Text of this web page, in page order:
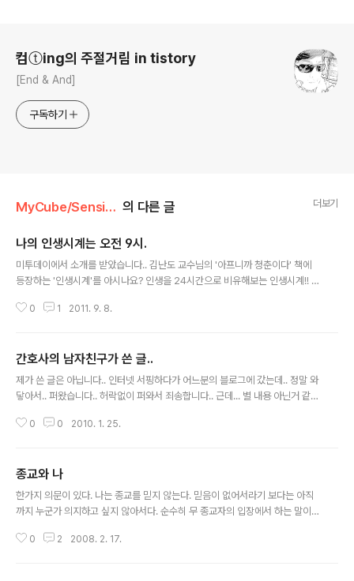
컴ⓣing의 주절거림 in tistory
[End & And]
구독하기
MyCube/SensibilityStory 의 다른 글 더보기
나의 인생시계는 오전 9시.
미투데이에서 소개를 받았습니다.. 김난도 교수님의 '아프니까 청춘이다' 책에
등장하는 '인생시계'를 아시나요? 인생을 24시간으로 비유해보는 인생시계!! (
의 인생시계는 이제 아침 9시이네요 출근해서 일하려고 시작하는 시간이군요..
고, 무엇을 남기고 싶습니까? 스스로의 질문에 당당해질 수 있도록, 정오가 되기
전에 실행하세요. 당신의 꿈을.." 사실 글을 쓰는 이시간으로부터 약 4시간 쯤..
저는 무척이나 힘든 일을 겪었습니다. 하필이면 야근을 해야되는 이 시점에.. ..
0 1 2011. 9. 8.
간호사의 남자친구가 쓴 글..
제가 쓴 글은 아닙니다.. 인터넷 서핑하다가 어느분의 블로그에 갔는데.. 정말 와
닿아서.. 퍼왔습니다.. 허락없이 퍼와서 죄송합니다.. 근데... 별 내용 아닌거 같은
리고 누군가 절 사랑해준다면 저렇게 받을 수도 있을까요? 내가 사랑하는 사람
의 애인이다. 나이트, 이브, 데이, 오프라는 단어에 익숙하고 수시로 바뀌는 근무
일정을 외우는 간호사의 애인 맞다. 간호사를 사랑한다는 것은 나도 간호사가
되어야 한다는 자세가 필요하다. 그래서 간혹 간호사의 애인들은 자신의 애인이
0 0 2010. 1. 25.
종교와 나
한가지 의문이 있다. 나는 종교를 믿지 않는다. 믿음이 없어서라기 보다는 아직
까지 누군가 의지하고 싶지 않아서다. 순수히 무 종교자의 입장에서 하는 말이
를 갖고 있는 사람들과 없는 사람들에게 종교에 대해서 물어보면.. 대답은 전혀
0 2 2008. 2. 17.